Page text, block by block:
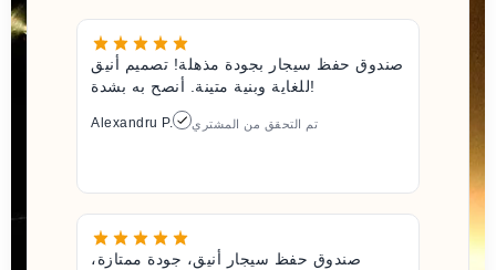
صندوق حفظ سيجار بجودة مذهلة! تصميم أنيق
للغاية وبنية متينة. أنصح به بشدة!
Alexandru P. تم التحقق من المشتري
صندوق حفظ سيجار أنيق، جودة ممتازة،